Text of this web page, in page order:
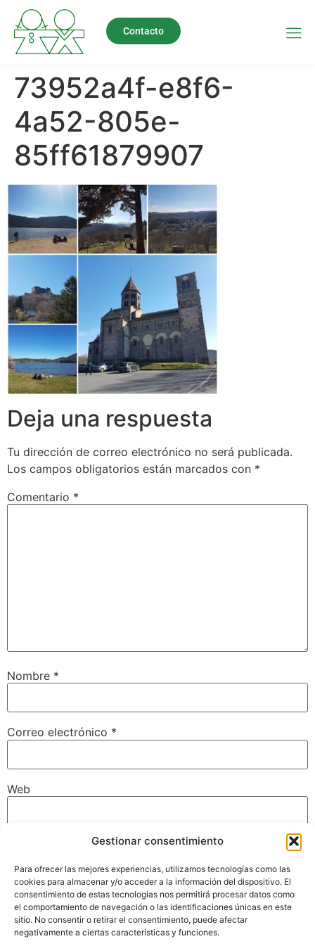
Gestionar consentimiento
Para ofrecer las mejores experiencias, utilizamos tecnologías como las
cookies para almacenar y/o acceder a la información del dispositivo. El
consentimiento de estas tecnologías nos permitirá procesar datos como
el comportamiento de navegación o las identificaciones únicas en este
sitio. No consentir o retirar el consentimiento, puede afectar
negativamente a ciertas características y funciones.
Contacto
73952a4f-e8f6-
4a52-805e-
85ff61879907
Deja una respuesta
Tu dirección de correo electrónico no será publicada.
Los campos obligatorios están marcados con *
Comentario *
Nombre *
Correo electrónico *
Web
navegador para la próxima vez que comente.